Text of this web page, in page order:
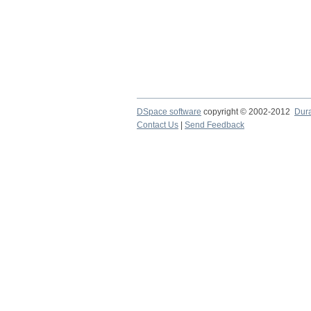
DSpace software copyright © 2002-2012
Contact Us
Send Feedback